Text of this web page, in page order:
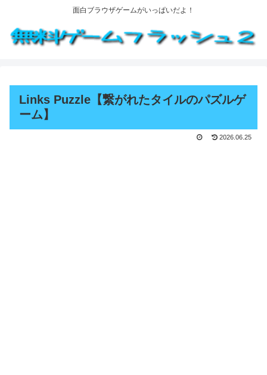
面白ブラウザゲームがいっぱいだよ！
Links Puzzle【繋がれたタイルのパズルゲ
ーム】
2026.06.25